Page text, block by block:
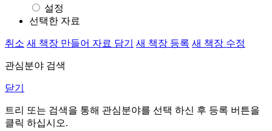
설정
선택한 자료
취소 새 책장 만들어 자료 담기 새 책장 등록 새 책장 수정
관심분야 검색
닫기
트리 또는 검색을 통해 관심분야를 선택 하신 후 등록 버튼을
클릭 하십시오.